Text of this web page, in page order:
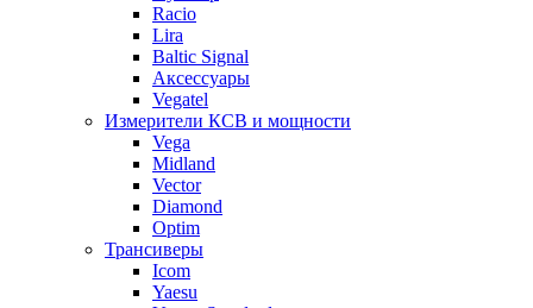
Racio
Lira
Baltic Signal
Аксессуары
Vegatel
Измерители КСВ и мощности
Vega
Midland
Vector
Diamond
Optim
Трансиверы
Icom
Yaesu